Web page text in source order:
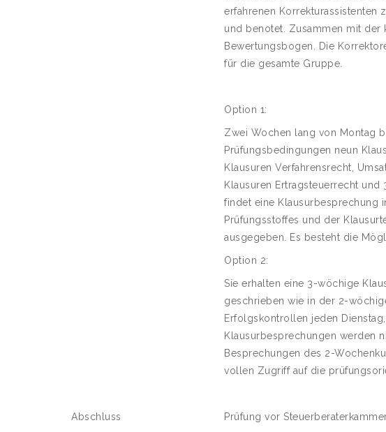
erfahrenen Korrekturassistenten
und benotet. Zusammen mit der
Bewertungsbogen. Die
für die gesamte Gruppe.
Option 1:
Zwei Wochen lang von Montag
Prüfungsbedingungen neun
Klausuren Verfahrensrecht,
Klausuren Ertragsteuerrecht und
findet eine Klausurbesprechung
Prüfungsstoffes und der
ausgegeben. Es besteht die
Option 2:
Sie erhalten eine 3-wöchige
geschrieben wie in der 2-
Erfolgskontrollen jeden
Klausurbesprechungen werden
Besprechungen des 2-
vollen Zugriff auf die
Abschluss Prüfung vor